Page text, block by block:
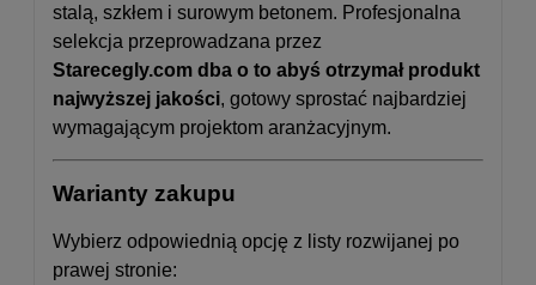
stalą, szkłem i surowym betonem. Profesjonalna
selekcja przeprowadzana przez
Starecegly.com dba o to abyś otrzymał produkt
najwyższej jakości, gotowy sprostać najbardziej
wymagającym projektom aranżacyjnym.
Warianty zakupu
Wybierz odpowiednią opcję z listy rozwijanej po
prawej stronie: